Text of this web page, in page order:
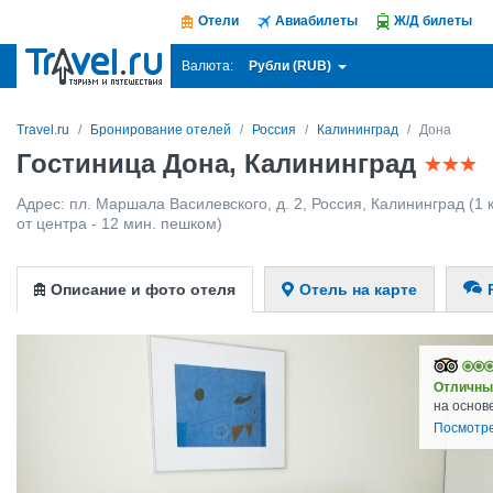
Отели Авиабилеты Ж/Д билеты
Валюта: Рубли (RUB)
Travel.ru Бронирование отелей Россия Калининград Дона
Гостиница Дона, Калининград
Адрес: пл. Маршала Василевского, д. 2 Россия Калининград (1
от центра - 12 мин. пешком)
Описание и фото отеля Отель на карте
на